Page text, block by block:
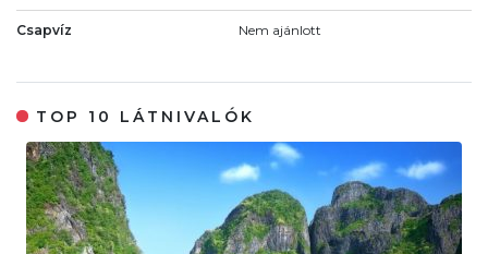
Csapvíz Nem ajánlott
TOP 10 LÁTNIVALÓK